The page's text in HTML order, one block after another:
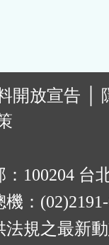
開放宣告
100204 台
：(02)2191-
法規之最新